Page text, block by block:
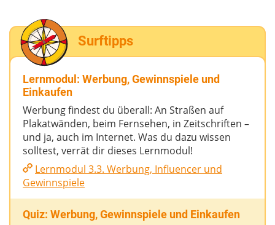
Surftipps
Lernmodul: Werbung, Gewinnspiele und
Einkaufen
Werbung findest du überall: An Straßen auf
Plakatwänden, beim Fernsehen, in Zeitschriften –
und ja, auch im Internet. Was du dazu wissen
solltest, verrät dir dieses Lernmodul!
Lernmodul 3.3. Werbung, Influencer und
Gewinnspiele
Quiz: Werbung, Gewinnspiele und Einkaufen